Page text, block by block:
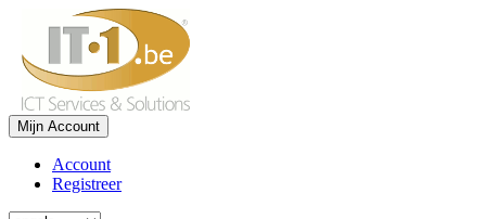
Mijn Account
Account
Registreer